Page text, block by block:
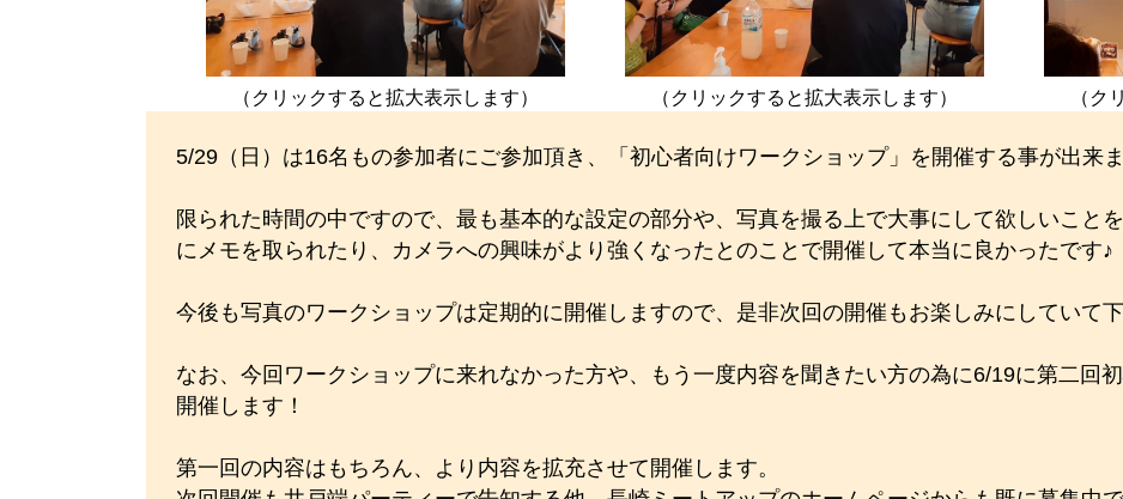
（クリックすると拡大表示します） （クリックすると拡大表示します） （ク
5/29（日）は16名もの参加者にご参加頂き、「初心者向けワークショップ」を開催する事が出来ま
限られた時間の中ですので、最も基本的な設定の部分や、写真を撮る上で大事にして欲しいこと
にメモを取られたり、カメラへの興味がより強くなったとのことで開催して本当に良かったです♪
今後も写真のワークショップは定期的に開催しますので、是非次回の開催もお楽しみにしていて下
なお、今回ワークショップに来れなかった方や、もう一度内容を聞きたい方の為に6/19に第二回
開催します！
第一回の内容はもちろん、より内容を拡充させて開催します。